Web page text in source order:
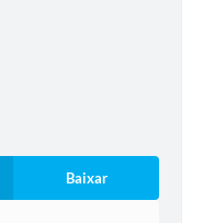
Baixar